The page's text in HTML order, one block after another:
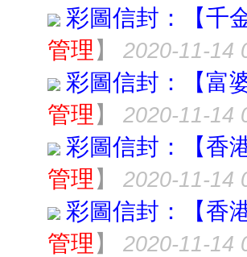
彩圖信封：【千
管理 】 2020-11-14
彩圖信封：【富
管理 】 2020-11-14
彩圖信封：【香
管理 】 2020-11-14
彩圖信封：【香
管理 】 2020-11-14